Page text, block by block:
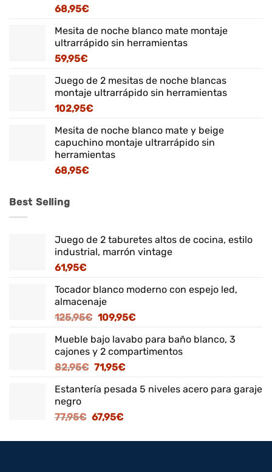
68,95€
Mesita de noche blanco mate montaje
ultrarrápido sin herramientas
59,95€
Juego de 2 mesitas de noche blancas
montaje ultrarrápido sin herramientas
102,95€
Mesita de noche blanco mate y beige
capuchino montaje ultrarrápido sin
herramientas
68,95€
Best Selling
Juego de 2 taburetes altos de cocina, estilo
industrial, marrón vintage
61,95€
Tocador blanco moderno con espejo led,
almacenaje
125,95€ El
original
era:
125,95€.
109,95€El
actual
es:
Mueble bajo lavabo para baño blanco, 3
cajones y 2 compartimentos
82,95€ El
original
82,95€.
71,95€El
actual
Estantería pesada 5 niveles acero para garaje
negro
77,95€ El
original
67,95€El
actual